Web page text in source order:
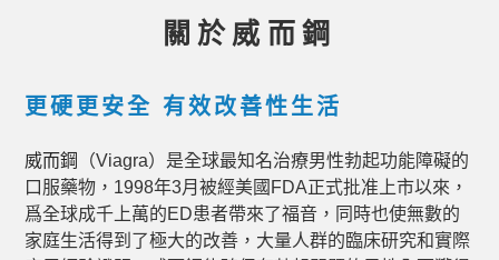
關於威而鋼
更硬更安全 有效改善性生活
威而鋼
（Viagra）是全球最知名治療男性勃起功能障礙的
口服藥物，1998年3月被經美國FDA正式批准上市以來，
爲全球成千上萬的ED患者帶來了福音，同時也使無數的
家庭生活得到了極大的改善，大量人群的臨床研究和實際